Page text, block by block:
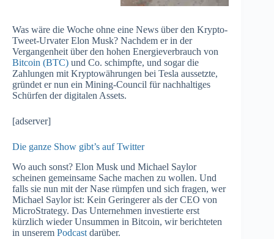
Was wäre die Woche ohne eine News über den Krypto-
Tweet-Urvater Elon Musk? Nachdem er in der
Vergangenheit über den hohen Energieverbrauch von
Bitcoin (BTC) und Co. schimpfte, und sogar die
Zahlungen mit Kryptowährungen bei Tesla aussetzte,
gründet er nun ein Mining-Council für nachhaltiges
Schürfen der digitalen Assets.
[adserver]
Die ganze Show gibt’s auf Twitter
Wo auch sonst? Elon Musk und Michael Saylor
scheinen gemeinsame Sache machen zu wollen. Und
falls sie nun mit der Nase rümpfen und sich fragen, wer
Michael Saylor ist: Kein Geringerer als der CEO von
MicroStrategy. Das Unternehmen investierte erst
kürzlich wieder Unsummen in Bitcoin, wir berichteten
in unserem Podcast darüber.